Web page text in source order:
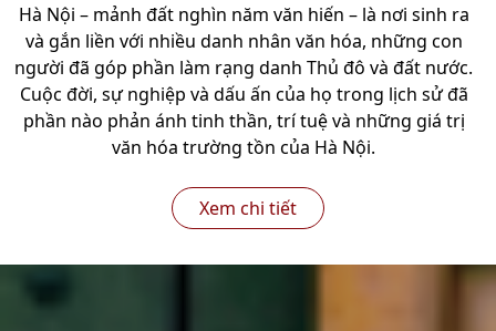
Hà Nội – mảnh đất nghìn năm văn hiến – là nơi sinh ra
và gắn liền với nhiều danh nhân văn hóa, những con
người đã góp phần làm rạng danh Thủ đô và đất nước.
Cuộc đời, sự nghiệp và dấu ấn của họ trong lịch sử đã
phần nào phản ánh tinh thần, trí tuệ và những giá trị
văn hóa trường tồn của Hà Nội.
Xem chi tiết